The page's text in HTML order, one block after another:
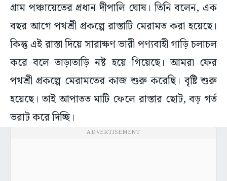
গ্রাম পঞ্চায়েতের প্রধান দীপালি ঘোষ। তিনি বলেন, এক
বছর আগে পথশ্রী প্রকল্পে রাস্তাটি মেরামত করা হয়েছে।
কিন্তু এই রাস্তা দিয়ে সারাক্ষণ ভারী পণ্যবাহী গাড়ি চলাচল
করে বলে তাড়াতাড়ি নষ্ট হয়ে গিয়েছে। আমরা ফের
পথশ্রী প্রকল্পে মেরামতের কাজ শুরু করেছি। বৃষ্টি শুরু
হয়েছে। তাই আপাতত মাটি ফেলে রাস্তার ছোট, বড় গর্ত
ভরাট করে দিচ্ছি।
ADVERTISEMENT